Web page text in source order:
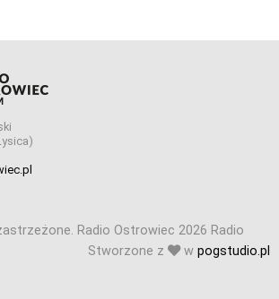
Radio Ostrowiec 2026 Radio
Stworzone z w pogstudio.pl